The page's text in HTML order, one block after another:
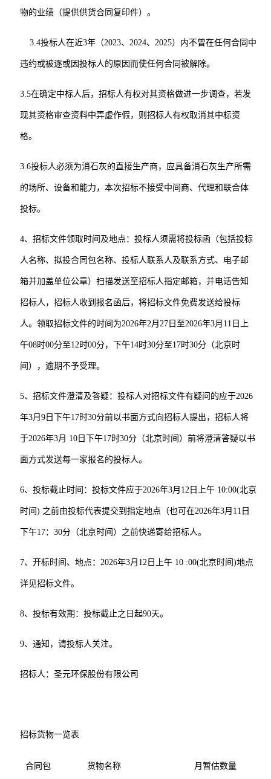
物的业绩（提供供货合同复印件）。
3.4投标人在近3年（2023、2024、2025）内不曾在任何合同中
违约或被逐或因投标人的原因而使任何合同被解除。
3.5在确定中标人后，招标人有权对其资格做进一步调查，若发
现其资格审查资料中弄虚作假，则招标人有权取消其中标资
格。
3.6投标人必须为消石灰的直接生产商，应具备消石灰生产所需
的场所、设备和能力，本次招标不接受中间商、代理和联合体
投标。
4、招标文件领取时间及地点：投标人须需将投标函（包括投标
人名称、拟投合同包名称、投标人联系人及联系方式、电子邮
箱并加盖单位公章）扫描发送至招标人指定邮箱，并电话告知
招标人，招标人收到报名函后，将招标文件免费发送给投标
人。领取招标文件的时间为2026年2 月 27日至2026年3月 11 日 上
午08时00分至12 时00分，下午14时30分至17时30分（北京时
间），逾期不予受理。
5、招标文件澄清及答疑：投标人对招标文件有疑问的应于2026
年3月 9日下午17时30分前以书面方式向招标人提出，招标人将
于2026年3月 10日下午17时30分（北京时间）前将澄清答疑以书
面方式发送每一家报名的投标人。
6、投标截止时间：投标文件应于2026年3月 12 日上午 10:00(北京
时间) 之前由投标代表提交到 指定地点 （也可在2026年3月 11 日
下午17：30分（北京时间）之前快递寄给招标人。
7、开标时间、地点：2026年3月 12 日上午 10 :00(北京时间)地点
详见招标文件。
8、投标有效期：投标截止之日起90天。
9、通知，请投标人关注。
招标人： 圣元环保股份有限公司
招标货物一览表
合同包 货物名称 月暂估数量